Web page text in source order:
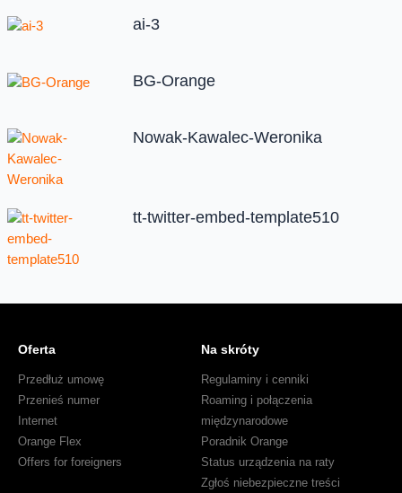
ai-3
BG-Orange
Nowak-Kawalec-Weronika
tt-twitter-embed-template510
Oferta
Przedłuż umowę
Przenieś numer
Internet
Orange Flex
Offers for foreigners
Na skróty
Regulaminy i cenniki
Roaming i połączenia
międzynarodowe
Poradnik Orange
Status urządzenia na raty
Zgłoś niebezpieczne treści